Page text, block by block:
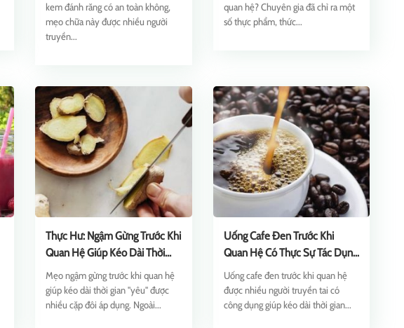
kem đánh răng có an toàn không,
mẹo chữa này được nhiều người
truyền...
quan hệ? Chuyên gia đã chỉ ra một
số thực phẩm, thức...
Thực Hư: Ngậm Gừng Trước Khi
Quan Hệ Giúp Kéo Dài Thời
Gian?
Mẹo ngậm gừng trước khi quan hệ
giúp kéo dài thời gian "yêu" được
nhiều cặp đôi áp dụng. Ngoài...
Uống Cafe Đen Trước Khi
Quan Hệ Có Thực Sự Tác Dụng
Tốt?
Uống cafe đen trước khi quan hệ
được nhiều người truyền tai có
công dụng giúp kéo dài thời gian...